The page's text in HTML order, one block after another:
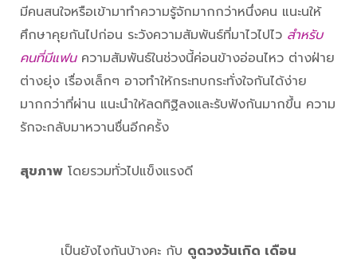
มีคนสนใจหรือเข้ามาทำความรู้จักมากกว่าหนึ่งคน แนะนให้
ศึกษาคุยกันไปก่อน ระวังความสัมพันธ์ที่มาไวไปไว สำหรับ
คนที่มีแฟนความสัมพันธ์ในช่วงนี้ค่อนข้างอ่อนไหว ต่างฝ่าย
ต่างยุ่ง เรื่องเล็กๆ อาจทำให้กระทบกระทั่งใจกันได้ง่าย
มากกว่าที่ผ่าน แนะนำให้ลดทิฐิลงและรับฟังกันมากขึ้น ความ
รักจะกลับมาหวานชื่นอีกครั้ง
สุขภาพ โดยรวมทั่วไปแข็งแรงดี
เป็นยังไงกันบ้างคะ กับ ดูดวงวันเกิด เดือน